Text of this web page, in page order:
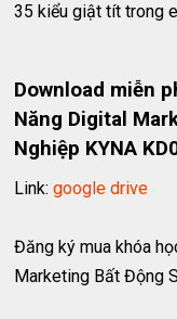
35 kiểu giật tít trong
Download miễn
Năng Digital
Nghiệp KYNA
Link:google drive
Đăng ký mua khóa
Marketing Bất Động